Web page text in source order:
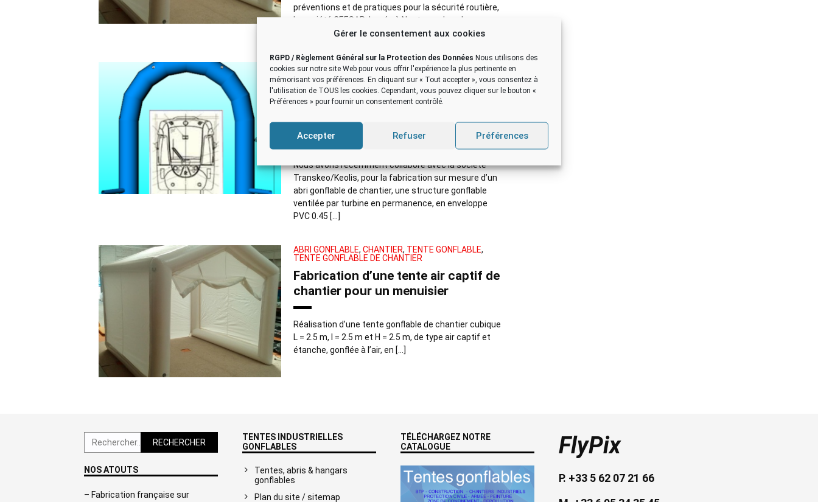
Gérer le consentement aux cookies
RGPD / Règlement Général sur la Protection des Données Nous utilisons des
cookies sur notre site Web pour vous offrir l'expérience la plus pertinente en
mémorisant vos préférences. En cliquant sur « Tout accepter », vous consentez à
l'utilisation de TOUS les cookies. Cependant, vous pouvez cliquer sur le bouton «
Préférences » pour fournir un consentement contrôlé.
Accepter Refuser Préférences
préventions et de pratiques pour la sécurité routière,
la société CEESAR, basée à Nanterre, dans le
département des Hauts-de-Seine en région […]
TENTE GONFLABLE,TENTE GONFLABLE CHANTIER
FERROVIAIRE
TENTE GONFLABLE DE CHANTIER
TENTE INDUSTRIELLE GONFLABLE
Trankeo/Keolis : tente gonflable
métro
Nous avons récemment collaboré avec la société
Transkeo/Keolis, pour la fabrication sur mesure d’un
abri gonflable de chantier, une structure gonflable
ventilée par turbine en permanence, en enveloppe
PVC 0.45 […]
ABRI GONFLABLE, CHANTIER, TENTE GONFLABLE,
TENTE GONFLABLE DE CHANTIER
Fabrication d’une tente air captif de
chantier pour un menuisier
Réalisation d’une tente gonflable de chantier cubique
L = 2.5 m, l = 2.5 m et H = 2.5 m, de type air captif et
étanche, gonflée à l’air, en […]
Rechercher :
NOS ATOUTS
– Fabrication française sur
TENTES INDUSTRIELLES
GONFLABLES
Tentes, abris & hangars
gonflables
Plan du site / sitemap
TÉLÉCHARGEZ NOTRE
CATALOGUE
FlyPix
P. +33 5 62 07 21 66